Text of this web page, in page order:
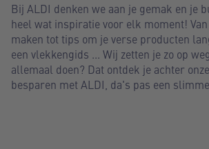
Bij ALDI denken we aan je gemak en je
heel wat inspiratie voor elk moment!
maken tot tips om je verse producten
een vlekkengids ... Wij zetten je zo op
allemaal doen? Dat ontdek je achter
besparen met ALDI, da's pas een